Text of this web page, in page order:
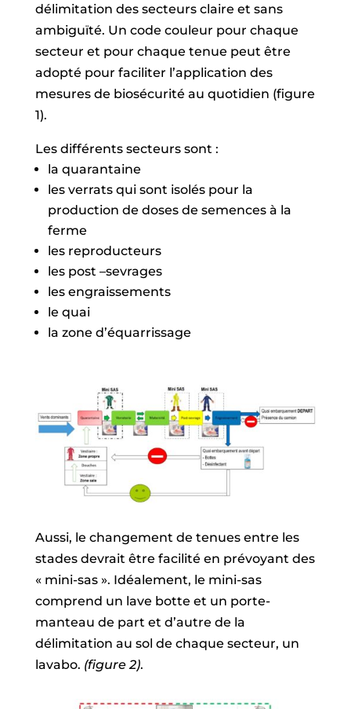
délimitation des secteurs claire et sans
ambiguïté. Un code couleur pour chaque
secteur et pour chaque tenue peut être
adopté pour faciliter l’application des
mesures de biosécurité au quotidien (figure
1).
Les différents secteurs sont :
la quarantaine
les verrats qui sont isolés pour la
production de doses de semences à la
ferme
les reproducteurs
les post –sevrages
les engraissements
le quai
la zone d’équarrissage
Aussi, le changement de tenues entre les
stades devrait être facilité en prévoyant des
« mini-sas ». Idéalement, le mini-sas
comprend un lave botte et un porte-
manteau de part et d’autre de la
délimitation au sol de chaque secteur, un
lavabo. (figure 2).